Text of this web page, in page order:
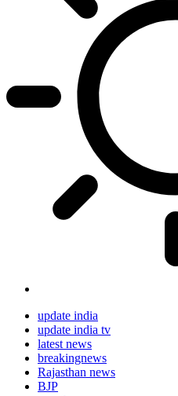
update india
update india tv
latest news
breakingnews
Rajasthan news
BJP